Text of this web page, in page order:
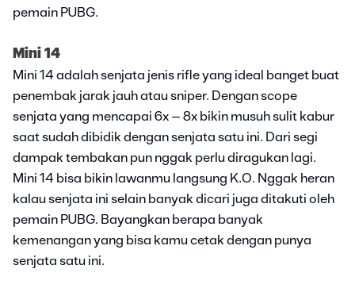
pemain PUBG.
Mini 14
Mini 14 adalah senjata jenis rifle yang ideal banget buat
penembak jarak jauh atau sniper. Dengan scope
senjata yang mencapai 6x – 8x bikin musuh sulit kabur
saat sudah dibidik dengan senjata satu ini. Dari segi
dampak tembakan pun nggak perlu diragukan lagi.
Mini 14 bisa bikin lawanmu langsung K.O. Nggak heran
kalau senjata ini selain banyak dicari juga ditakuti oleh
pemain PUBG. Bayangkan berapa banyak
kemenangan yang bisa kamu cetak dengan punya
senjata satu ini.